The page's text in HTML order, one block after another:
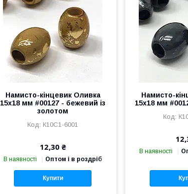
Намисто-кінцевик Оливка
15х18 мм #00127 - бежевий із
золотом
К10С1-6001
12,30 ₴
В наявності Оптом і в роздріб
Купити
Намисто-
15х18 мм
В наявності